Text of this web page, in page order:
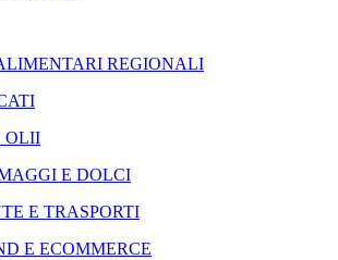
REGIONALI
OLII
E DOLCI
E TRASPORTI
E ECOMMERCE